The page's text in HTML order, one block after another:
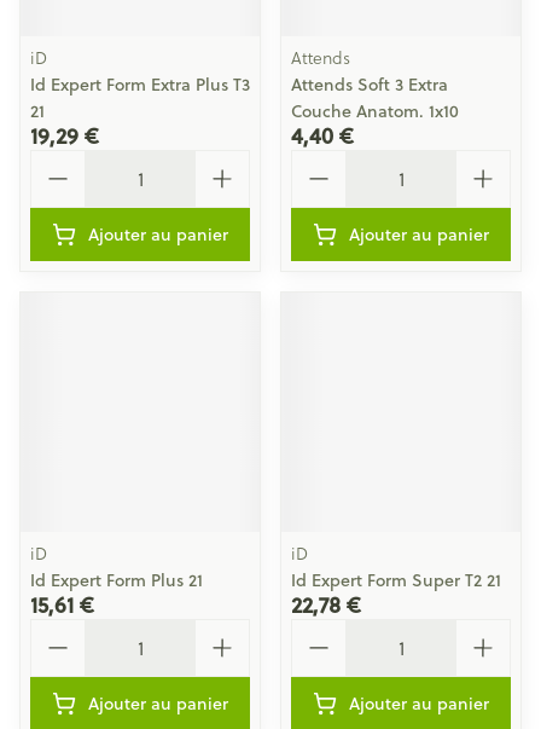
iD
Id Expert Form Extra Plus T3
21
19,29 €
Ajouter au panier
Attends
Attends Soft 3 Extra
Couche Anatom. 1x10
4,40 €
Ajouter au panier
iD
Id Expert Form Plus 21
15,61 €
Ajouter au panier
iD
Id Expert Form Super T2 21
22,78 €
Ajouter au panier